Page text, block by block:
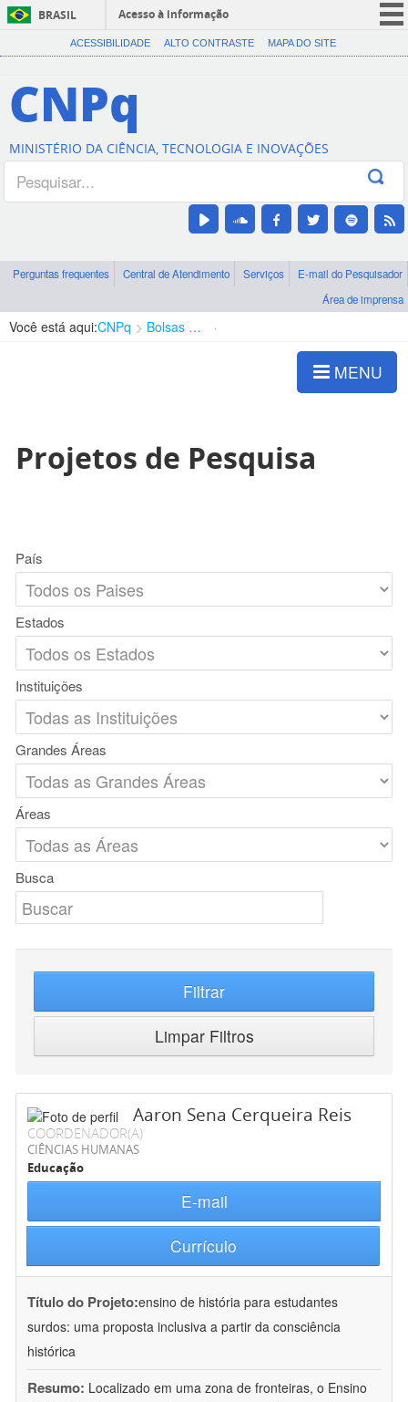
BRASIL
Acesso à informação
CORONAVÍRUS (COVID-19)
Canais
ACESSIBILIDADE ALTO CONTRASTE MAPA DO SITE
CNPq
MINISTÉRIO DA CIÊNCIA, TECNOLOGIA E INOVAÇÕES
Perguntas frequentes Central de Atendimento Serviços
E-mail do Pesquisador
Área de imprensa
Você está aqui:CNPq Bolsas e Auxílios Vigentes
MENU
Projetos de Pesquisa
País
Estados
Instituições
Grandes Áreas
Áreas
Busca
Filtrar
Limpar Filtros
Aaron Sena Cerqueira Reis
COORDENADOR(A)
CIÊNCIAS HUMANAS
Educação
E-mail
Currículo
Título do Projeto:ensino de história para estudantes
surdos: uma proposta inclusiva a partir da consciência
histórica
Resumo: Localizado em uma zona de fronteiras, o Ensino